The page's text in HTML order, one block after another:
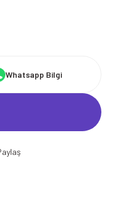
Whatsapp Bilgi